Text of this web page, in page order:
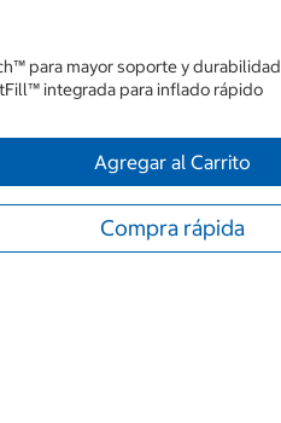
para mayor soporte y durabilidad
integrada para inflado rápido
Agregar al Carrito
Compra rápida